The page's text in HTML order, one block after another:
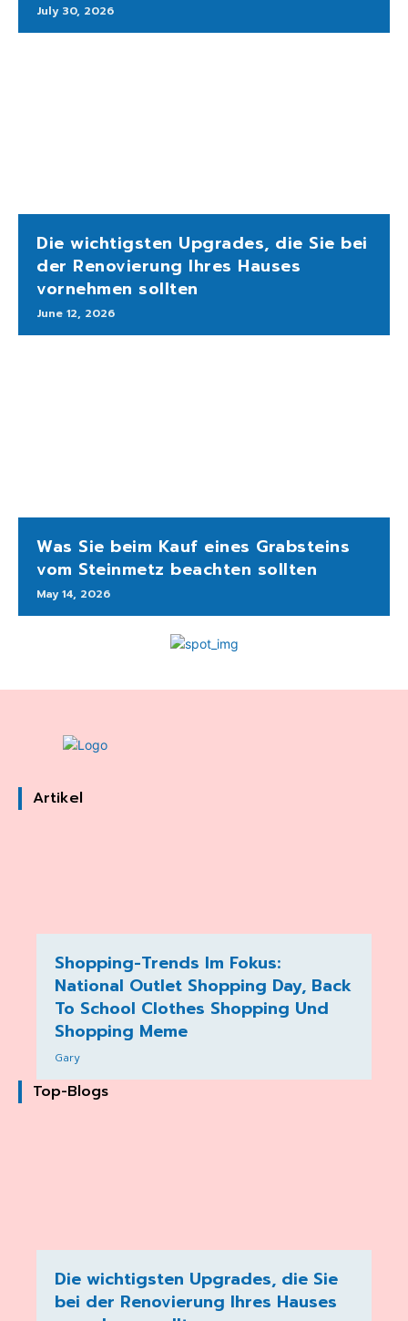
July 30, 2026
Die wichtigsten Upgrades, die Sie bei
der Renovierung Ihres Hauses
vornehmen sollten
June 12, 2026
Was Sie beim Kauf eines Grabsteins
vom Steinmetz beachten sollten
May 14, 2026
Artikel
Shopping-Trends Im Fokus:
National Outlet Shopping Day, Back
To School Clothes Shopping Und
Shopping Meme
Gary
Top-Blogs
Die wichtigsten Upgrades, die Sie
bei der Renovierung Ihres Hauses